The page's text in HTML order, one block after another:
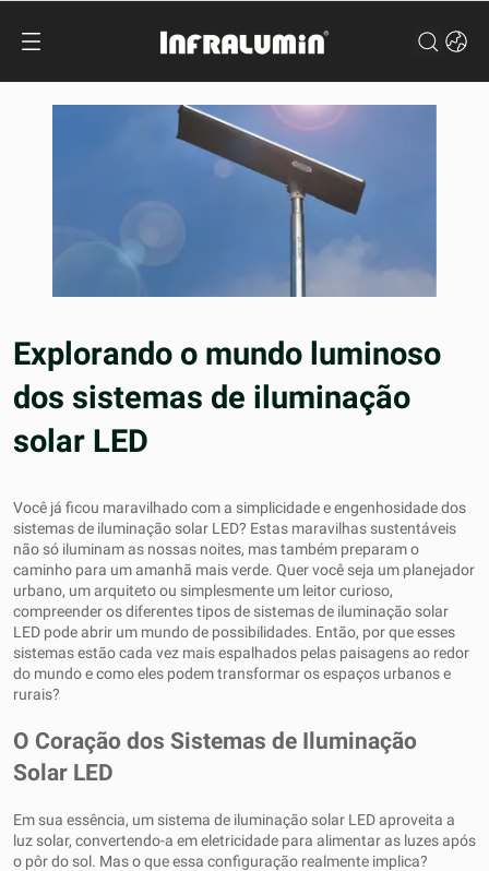
Explorando o mundo luminoso
dos sistemas de iluminação
solar LED
Você já ficou maravilhado com a simplicidade e engenhosidade dos
sistemas de iluminação solar LED? Estas maravilhas sustentáveis ​​
não só iluminam as nossas noites, mas também preparam o
caminho para um amanhã mais verde. Quer você seja um planejador
urbano, um arquiteto ou simplesmente um leitor curioso,
compreender os diferentes tipos de sistemas de iluminação solar
LED pode abrir um mundo de possibilidades. Então, por que esses
sistemas estão cada vez mais espalhados pelas paisagens ao redor
do mundo e como eles podem transformar os espaços urbanos e
rurais?
O Coração dos Sistemas de Iluminação
Solar LED
Em sua essência, um sistema de iluminação solar LED aproveita a
luz solar, convertendo-a em eletricidade para alimentar as luzes após
o pôr do sol. Mas o que essa configuração realmente implica?